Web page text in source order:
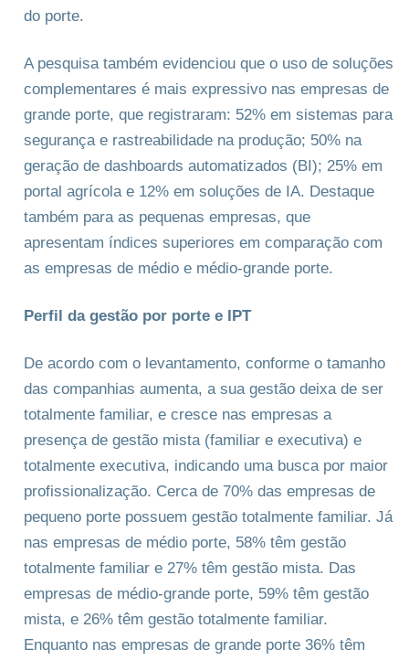
do porte.
A pesquisa também evidenciou que o uso de soluções
complementares é mais expressivo nas empresas de
grande porte, que registraram: 52% em sistemas para
segurança e rastreabilidade na produção; 50% na
geração de dashboards automatizados (BI); 25% em
portal agrícola e 12% em soluções de IA. Destaque
também para as pequenas empresas, que
apresentam índices superiores em comparação com
as empresas de médio e médio-grande porte.
Perfil da gestão por porte e IPT
De acordo com o levantamento, conforme o tamanho
das companhias aumenta, a sua gestão deixa de ser
totalmente familiar, e cresce nas empresas a
presença de gestão mista (familiar e executiva) e
totalmente executiva, indicando uma busca por maior
profissionalização. Cerca de 70% das empresas de
pequeno porte possuem gestão totalmente familiar. Já
nas empresas de médio porte, 58% têm gestão
totalmente familiar e 27% têm gestão mista. Das
empresas de médio-grande porte, 59% têm gestão
mista, e 26% têm gestão totalmente familiar.
Enquanto nas empresas de grande porte 36% têm